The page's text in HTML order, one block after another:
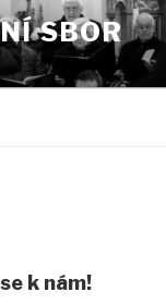
SBOR
k nám!